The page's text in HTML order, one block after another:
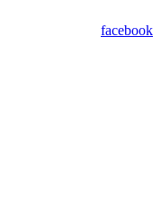
facebook